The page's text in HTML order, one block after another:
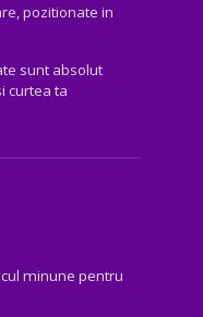
pozitionate in
sunt absolut
curtea ta
minune pentru